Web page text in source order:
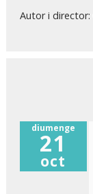
Autor i director:
diumenge
21
oct